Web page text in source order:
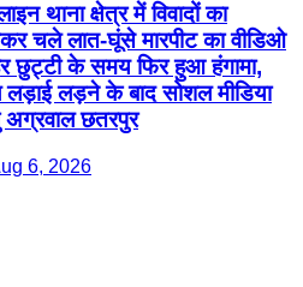
थाना क्षेत्र में विवादों का
चले लात-घूंसे मारपीट का वीडिओ
छुट्टी के समय फिर हुआ हंगामा,
लड़ाई लड़ने के बाद सोशल मीडिया
अग्रवाल छतरपुर
6, 2026